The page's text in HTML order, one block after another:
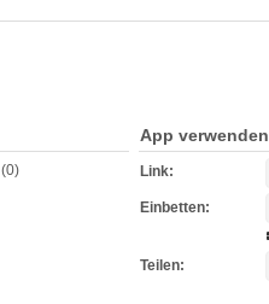
(0)
App verwenden
Link:
Einbetten:
Teilen: